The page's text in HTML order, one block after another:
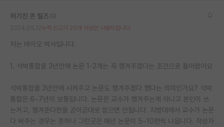
허기진 존 필즈
누적 신고가 20개 이상인 사용자입니다.
저는 바이오 박사입니다.
1. 석박통합을 3년안에 논문 1-2개는 꼭 챙겨주겠다는 조건으로 들어왔어요
석박통합을 3년안에 시켜주고 논문도 챙겨주겠다 했다는 의미인가요? 석박
통합은 6~7년이 보통입니다. 논문은 교수가 챙겨주는게 아니고 본인이 쓰
는거고, 챙겨준다한들 곧이곧대로 믿으면 안됩니다. 지방대에서 교수가 논문
다 써주는 경우는 흔하나 그런곳은 매년 논문이 5~10편씩 나옵니다. 작성자